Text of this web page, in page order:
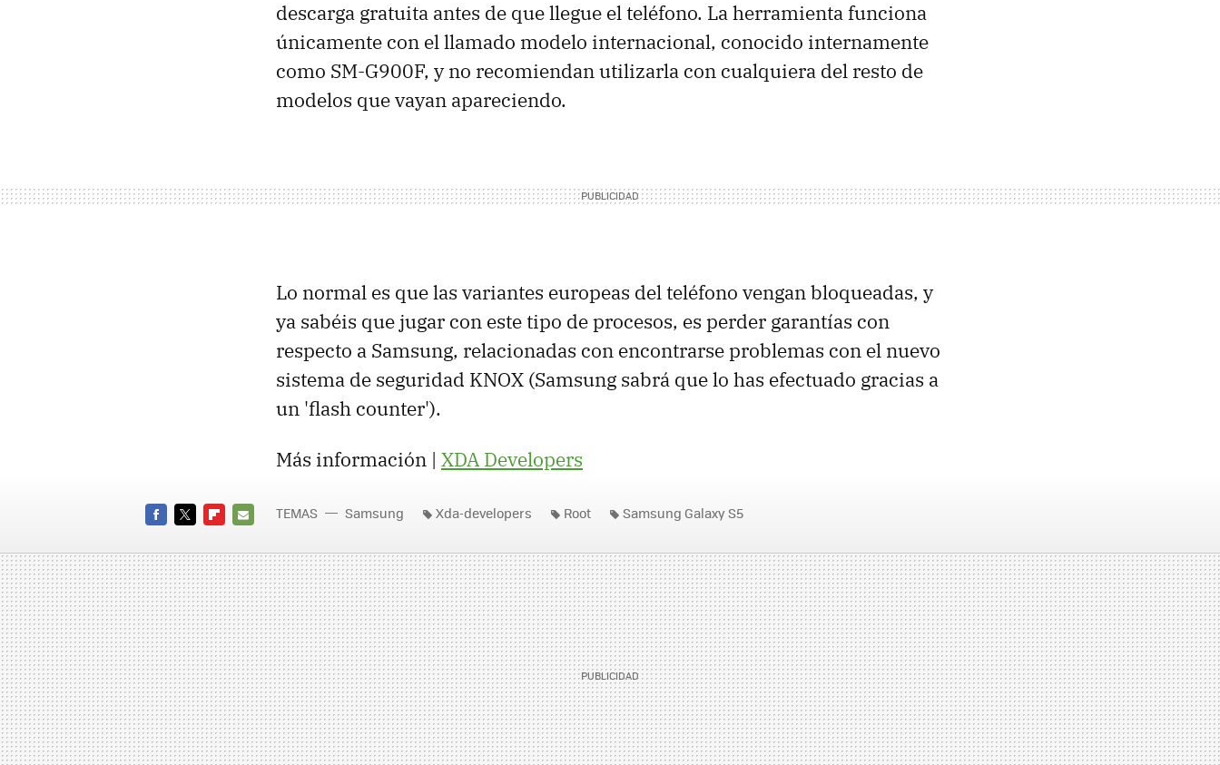
descarga gratuita antes de que llegue el teléfono. La herramienta funciona
únicamente con el llamado modelo internacional, conocido internamente
como SM-G900F, y no recomiendan utilizarla con cualquiera del resto de
modelos que vayan apareciendo.
Lo normal es que las variantes europeas del teléfono vengan bloqueadas, y
ya sabéis que jugar con este tipo de procesos, es perder garantías con
respecto a Samsung, relacionadas con encontrarse problemas con el nuevo
sistema de seguridad KNOX (Samsung sabrá que lo has efectuado gracias a
un 'flash counter').
Más información | XDA Developers
MAIL
TEMAS Samsung Xda-developers Root Samsung Galaxy S5